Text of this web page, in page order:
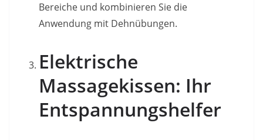
Bereiche und kombinieren Sie die
Anwendung mit Dehnübungen.
Elektrische
Massagekissen: Ihr
Entspannungshelfer